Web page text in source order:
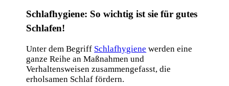
Schlafhygiene: So wichtig ist sie für gutes
Schlafen!
Unter dem Begriff Schlafhygiene werden eine
ganze Reihe an Maßnahmen und
Verhaltensweisen zusammengefasst, die
erholsamen Schlaf fördern.